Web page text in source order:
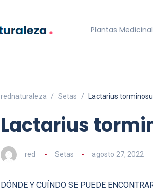
Plantas
rednaturaleza Setas Lactarius
Lactarius
red Setas agosto 27, 2022
DÓNDE Y CUÍNDO SE PUEDE